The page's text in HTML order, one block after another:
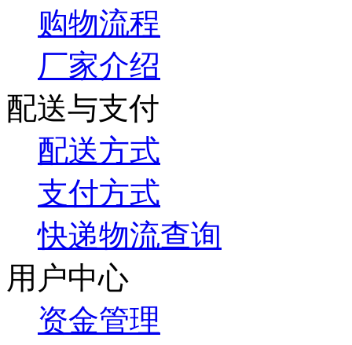
购物流程
厂家介绍
配送与支付
配送方式
支付方式
快递物流查询
用户中心
资金管理